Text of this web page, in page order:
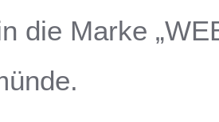
die Marke